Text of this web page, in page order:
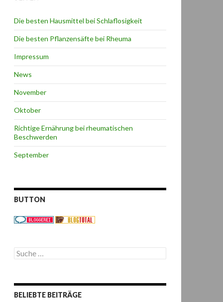
Die besten Hausmittel bei Schlaflosigkeit
Die besten Pflanzensäfte bei Rheuma
Impressum
News
November
Oktober
Richtige Ernährung bei rheumatischen
Beschwerden
September
BUTTON
S
u
e
n
BELIEBTE BEITRÄGE